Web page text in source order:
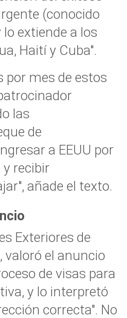
(conocido
extiende a los
Haití y Cuba".
por mes de estos
las
de
a EEUU por
y recibir
añade el texto.
Exteriores de
valoró el anuncio
de visas para
y lo interpretó
correcta". No